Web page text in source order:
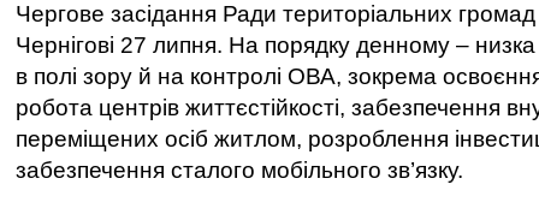
Чергове засідання Ради територіальних громад
Чернігові 27 липня. На порядку денному –
в полі зору й на контролі ОВА, зокрема освоєння
робота центрів життєстійкості, забезпечення
переміщених осіб житлом, розроблення
забезпечення сталого мобільного зв’язку.